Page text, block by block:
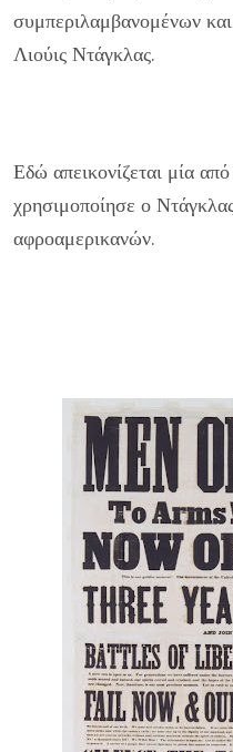
συμπεριλαμβανομένων
Λιούις Ντάγκλας.
Εδώ απεικονίζεται μία
χρησιμοποίησε ο
αφροαμερικανών.